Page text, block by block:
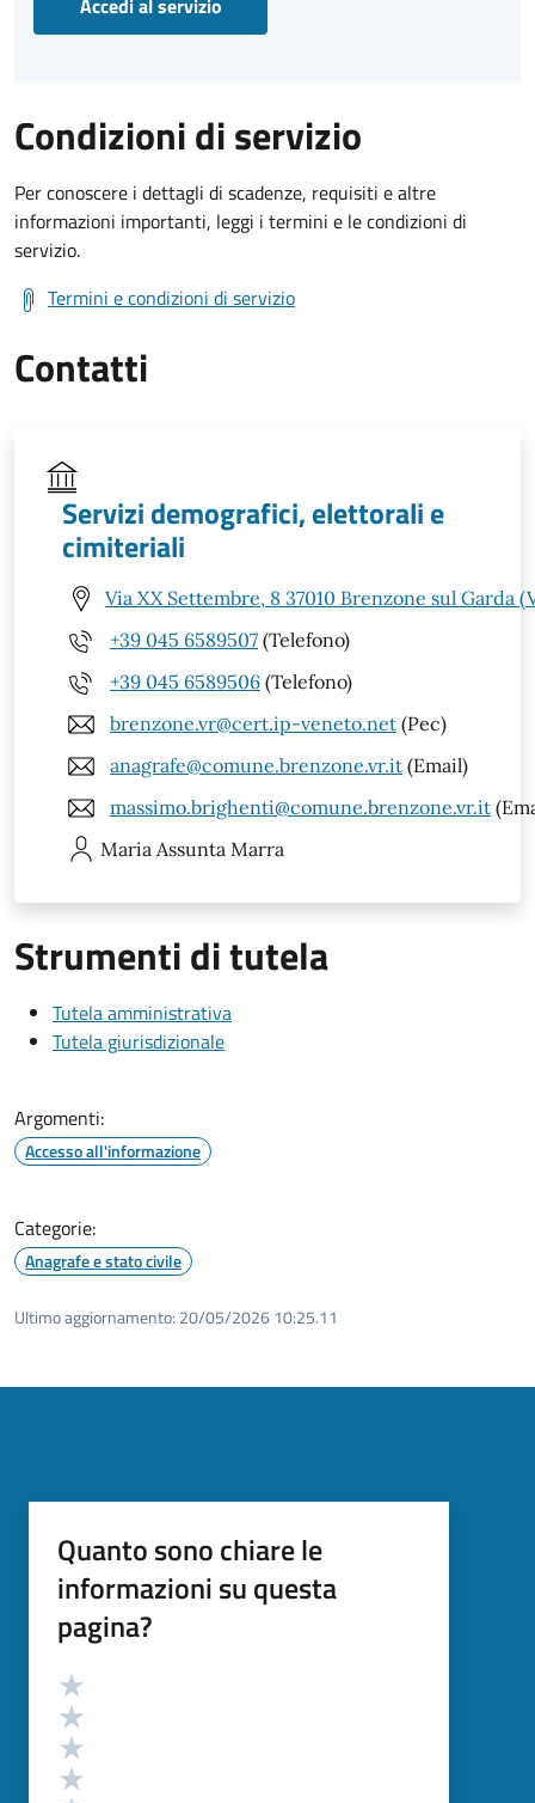
Condizioni di servizio
Per conoscere i dettagli di scadenze, requisiti e altre
informazioni importanti, leggi i termini e le condizioni di
servizio.
Termini e condizioni di servizio
Contatti
Servizi demografici, elettorali e
cimiteriali
Via XX Settembre, 8 37010 Brenzone sul Garda
+39 045 6589507 (Telefono)
+39 045 6589506 (Telefono)
brenzone.vr@cert.ip-veneto.net (Pec)
anagrafe@comune.brenzone.vr.it (Email)
massimo.brighenti@comune.brenzone.vr.it
Maria Assunta Marra
Strumenti di tutela
Tutela amministrativa
Tutela giurisdizionale
Argomenti:
Accesso all'informazione
Categorie:
Anagrafe e stato civile
Ultimo aggiornamento: 20/05/2026 10:25.11
Quanto sono chiare le
informazioni su questa
pagina?
Valutazione